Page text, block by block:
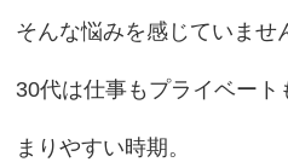
そんな悩みを感じていませ
30代は仕事もプライベー
まりやすい時期。